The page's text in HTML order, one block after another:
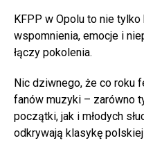
KFPP w Opolu to nie
wspomnienia, emocje i
łączy pokolenia.
Nic dziwnego, że co roku
fanów muzyki – zarówno
początki, jak i młodych
odkrywają klasykę